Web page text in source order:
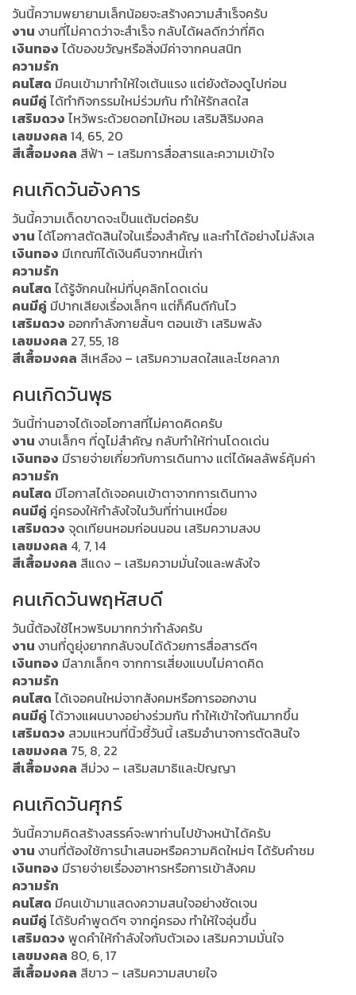
วันนี้ความพยายามเล็กน้อยจะสร้างความสำเร็จครับ
งาน งานที่ไม่คาดว่าจะสำเร็จ กลับได้ผลดีกว่าที่คิด
เงินทอง ได้ของขวัญหรือสิ่งมีค่าจากคนสนิท
ความรัก
คนโสด มีคนเข้ามาทำให้ใจเต้นแรง แต่ยังต้องดูไปก่อน
คนมีคู่ ได้ทำกิจกรรมใหม่ร่วมกัน ทำให้รักสดใส
เสริมดวง ไหว้พระด้วยดอกไม้หอม เสริมสิริมงคล
เลขมงคล 14, 65, 20
สีเสื้อมงคล สีฟ้า – เสริมการสื่อสารและความเข้าใจ
คนเกิดวันอังคาร
วันนี้ความเด็ดขาดจะเป็นแต้มต่อครับ
งาน ได้โอกาสตัดสินใจในเรื่องสำคัญ และทำได้อย่างไม่ลังเล
เงินทอง มีเกณฑ์ได้เงินคืนจากหนี้เก่า
ความรัก
คนโสด ได้รู้จักคนใหม่ที่บุคลิกโดดเด่น
คนมีคู่ มีปากเสียงเรื่องเล็กๆ แต่ก็คืนดีกันไว
เสริมดวง ออกกำลังกายสั้นๆ ตอนเช้า เสริมพลัง
เลขมงคล 27, 55, 18
สีเสื้อมงคล สีเหลือง – เสริมความสดใสและโชคลาภ
คนเกิดวันพุธ
วันนี้ท่านอาจได้เจอโอกาสที่ไม่คาดคิดครับ
งาน งานเล็กๆ ที่ดูไม่สำคัญ กลับทำให้ท่านโดดเด่น
เงินทอง มีรายจ่ายเกี่ยวกับการเดินทาง แต่ได้ผลลัพธ์คุ้มค่า
ความรัก
คนโสด มีโอกาสได้เจอคนเข้าตาจากการเดินทาง
คนมีคู่ คู่ครองให้กำลังใจในวันที่ท่านเหนื่อย
เสริมดวง จุดเทียนหอมก่อนนอน เสริมความสงบ
เลขมงคล 4, 7, 14
สีเสื้อมงคล สีแดง – เสริมความมั่นใจและพลังใจ
คนเกิดวันพฤหัสบดี
วันนี้ต้องใช้ไหวพริบมากกว่ากำลังครับ
งาน งานที่ดูยุ่งยากกลับจบได้ด้วยการสื่อสารดีๆ
เงินทอง มีลาภเล็กๆ จากการเสี่ยงแบบไม่คาดคิด
ความรัก
คนโสด ได้เจอคนใหม่จากสังคมหรือการออกงาน
คนมีคู่ ได้วางแผนบางอย่างร่วมกัน ทำให้เข้าใจกันมากขึ้น
เสริมดวง สวมแหวนที่นิ้วชี้วันนี้ เสริมอำนาจการตัดสินใจ
เลขมงคล 75, 8, 22
สีเสื้อมงคล สีม่วง – เสริมสมาธิและปัญญา
คนเกิดวันศุกร์
วันนี้ความคิดสร้างสรรค์จะพาท่านไปข้างหน้าได้ครับ
งาน งานที่ต้องใช้การนำเสนอหรือความคิดใหม่ๆ ได้รับคำชม
เงินทอง มีรายจ่ายเรื่องอาหารหรือการเข้าสังคม
ความรัก
คนโสด มีคนเข้ามาแสดงความสนใจอย่างชัดเจน
คนมีคู่ ได้รับคำพูดดีๆ จากคู่ครอง ทำให้ใจอุ่นขึ้น
เสริมดวง พูดคำให้กำลังใจกับตัวเอง เสริมความมั่นใจ
เลขมงคล 80, 6, 17
สีเสื้อมงคล สีขาว – เสริมความสบายใจ